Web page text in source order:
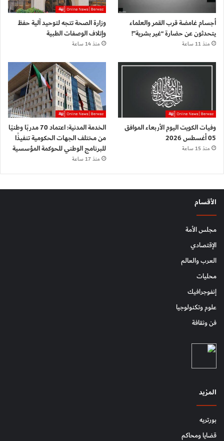
أجسام غامضة قرب القمر والعلماء
يتحدثون عن حضارة “غير بشرية”!
منذ 11 ساعة
وزارة الصحة تتجه لتوحيد آلية حفظ
وإتلاف الوصفات الطبية
منذ 14 ساعة
وفيات الكويت اليوم الأربعاء الموافق
05 أغسطس 2026
منذ 15 ساعة
الخدمة المدنية: اعتماد 70 مدربًا وطنيًا
من مختلف الجهات الحكومية تنفيذًا
للبرنامج الوطني للحوكمة المؤسسية
منذ 17 ساعة
الأقسام
مجلس الأمة
الإقتصادي
العرب والعالم
محليات
إنفوجرافيك
علوم وتكنولوجيا
فن وثقافة
المزيد
بورتريه
قضايا ومحاكم